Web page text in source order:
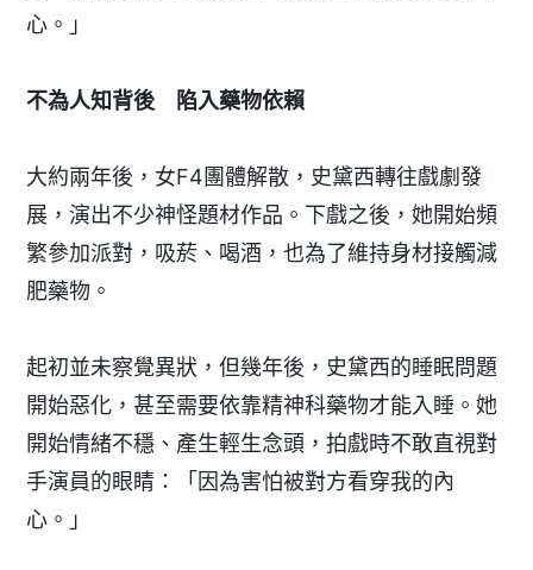
心。」
不為人知背後 陷入藥物依賴
大約兩年後，女F4團體解散，史黛西轉往戲劇發
展，演出不少神怪題材作品。下戲之後，她開始頻
繁參加派對，吸菸、喝酒，也為了維持身材接觸減
肥藥物。
起初並未察覺異狀，但幾年後，史黛西的睡眠問題
開始惡化，甚至需要依靠精神科藥物才能入睡。她
開始情緒不穩、產生輕生念頭，拍戲時不敢直視對
手演員的眼睛：「因為害怕被對方看穿我的內
心。」